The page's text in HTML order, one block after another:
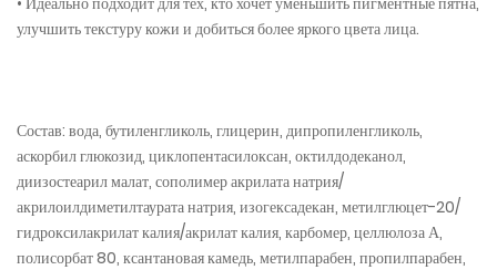
улучшить текстуру кожи и добиться более яркого цвета лица.
Состав: вода, бутиленгликоль, глицерин, дипропиленгликоль,
аскорбил глюкозид, циклопентасилоксан, октилдодеканол,
диизостеарил малат, сополимер акрилата натрия/
акрилоилдиметилтаурата натрия, изогексадекан, метилглюцет-20/
гидроксилакрилат калия/акрилат калия, карбомер, целлюлоза А,
полисорбат 80, ксантановая камедь, метилпарабен, пропилпарабен,